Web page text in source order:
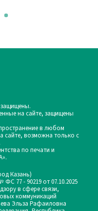
защищены.
на сайте, защищены
в любом
возможна только с
по печати и
Казань)
77 - 90219 от 07.10.2025
в сфере связи,
коммуникаций
Эльза Рафаиловна